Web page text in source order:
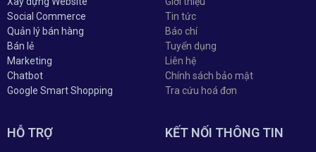
Social Commerce
Quản lý bán hàng
Bán lẻ
Marketing
Chatbot
Google Smart Shopping
Tin tức
Báo chí
Tuyển dụng
Liên hệ
Chính sách bảo mật
Tra cứu hoá đơn
HỖ TRỢ KẾT NỐI THÔNG TIN